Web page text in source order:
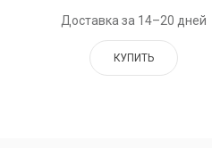
Доставка за 14–20 дней
КУПИТЬ